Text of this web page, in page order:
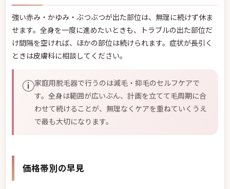
強い赤み・かゆみ・ぶつぶつが出た部位は、無理に続けず休ま
せます。全身を一度に進めたいときも、トラブルの出た部位だ
け間隔を空ければ、ほかの部位は続けられます。症状が長引く
ときは皮膚科に相談してください。
ⓘ家庭用脱毛器で行うのは減毛・抑毛のセルフケアで
す。全身は範囲が広いぶん、計画を立てて毛周期に合
わせて続けることが、無理なくケアを重ねていくうえ
で最も大切になります。
価格帯別の早見